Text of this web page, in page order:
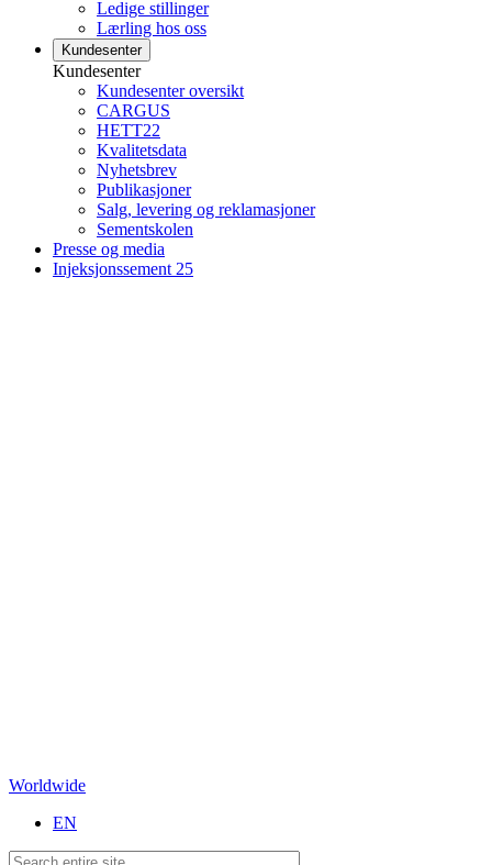
Ledige stillinger
Lærling hos oss
Kundesenter
Kundesenter
Kundesenter oversikt
CARGUS
HETT22
Kvalitetsdata
Nyhetsbrev
Publikasjoner
Salg, levering og reklamasjoner
Sementskolen
Presse og media
Injeksjonssement 25
Worldwide
EN